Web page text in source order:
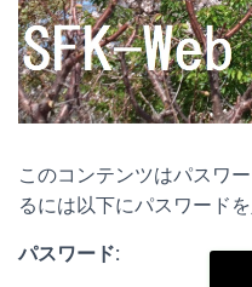
このコンテンツはパスワ
るには以下にパスワード
パスワード: